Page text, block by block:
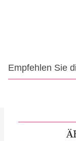
Empfehlen Sie